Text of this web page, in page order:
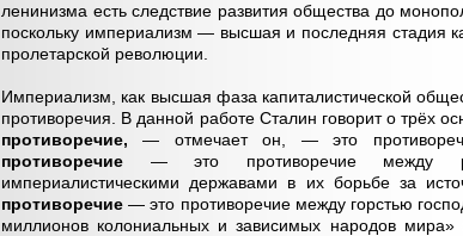
ленинизма есть следствие развития общества до
поскольку империализм — высшая и последняя стадия
пролетарской революции.
Империализм, как высшая фаза капиталистической
противоречия. В данной работе Сталин говорит о трёх
противоречие, — отмечает он, — это
противоречие — это противоречие между
империалистическими державами в их борьбе за
противоречие — это противоречие между горстью
миллионов колониальных и зависимых народов